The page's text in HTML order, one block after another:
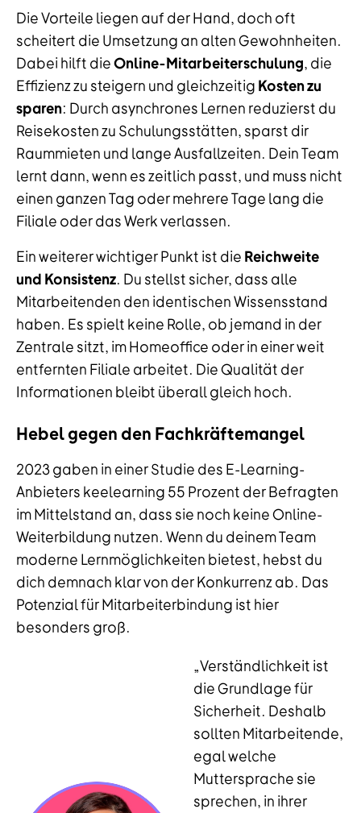
Die Vorteile liegen auf der Hand, doch oft
scheitert die Umsetzung an alten Gewohnheiten.
Dabei hilft dieOnline-Mitarbeiterschulung, die
Effizienz zu steigern und gleichzeitig Kosten zu
sparen: Durch asynchrones Lernen reduzierst du
Reisekosten zu Schulungsstätten, sparst dir
Raummieten und lange Ausfallzeiten. Dein Team
lernt dann, wenn es zeitlich passt, und muss nicht
einen ganzen Tag oder mehrere Tage lang die
Filiale oder das Werk verlassen.
Ein weiterer wichtiger Punkt ist die Reichweite
und Konsistenz. Du stellst sicher, dass alle
Mitarbeitenden den identischen Wissensstand
haben. Es spielt keine Rolle, ob jemand in der
Zentrale sitzt, im Homeoffice oder in einer weit
entfernten Filiale arbeitet. Die Qualität der
Informationen bleibt überall gleich hoch.
Hebel gegen den Fachkräftemangel
2023 gaben in einer Studie des E-Learning-
Anbieters keelearning 55 Prozent der Befragten
im Mittelstand an, dass sie noch keine Online-
Weiterbildung nutzen. Wenn du deinem Team
moderne Lernmöglichkeiten bietest, hebst du
dich demnach klar von der Konkurrenz ab. Das
Potenzial für Mitarbeiterbindung ist hier
besonders groß.
„Verständlichkeit ist
die Grundlage für
Sicherheit. Deshalb
sollten Mitarbeitende,
egal welche
Muttersprache sie
sprechen, in ihrer